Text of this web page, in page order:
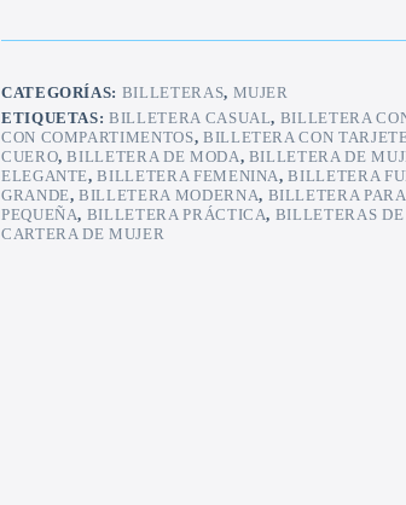
CATEGORÍAS: BILLETERAS, MUJER
ETIQUETAS:BILLETERA CASUAL, BILLETERA
CON COMPARTIMENTOS, BILLETERA CON
CUERO,BILLETERA DE MODA, BILLETERA DE
ELEGANTE,BILLETERA FEMENINA,BILLETERA
GRANDE,BILLETERA MODERNA, BILLETERA
PEQUEÑA, BILLETERA PRÁCTICA, BILLETERAS
CARTERA DE MUJER